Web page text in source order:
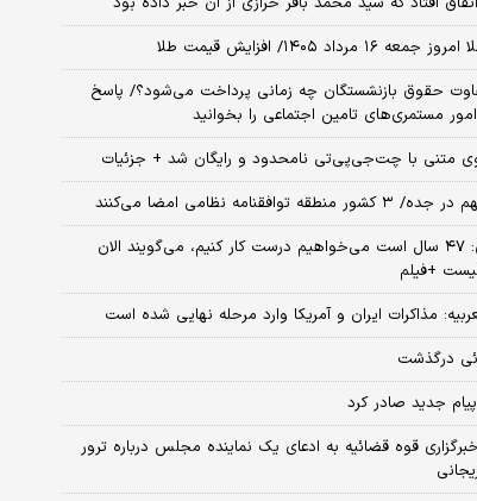
۱۶ مرداد ۱۴۰۵/ افزایش قیمت طلا
حقوق بازنشستگان چه زمانی پرداخت می‌شود؟/ پاسخ
مستمری‌های تامین اجتماعی را بخوانید
متنی با چت‌جی‌پی‌تی نامحدود و رایگان شد + جزئیات
توافقنامه نظامی امضا می‌کنند
پزشکیان: ۴۷ سال است می‌خواهیم درست کار کنیم، می‌گویند الان
+فیلم
مذاکرات ایران و آمریکا وارد مرحله نهایی شده است
درگذشت
جدید صادر کرد
قوه قضائیه به ادعای یک نماینده مجلس درباره ترور